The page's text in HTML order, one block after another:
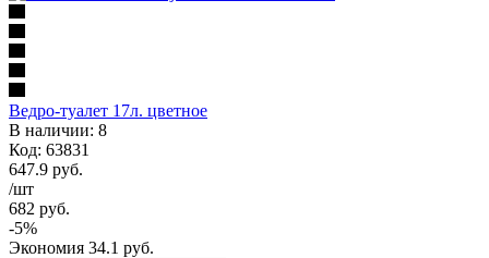
Ведро-туалет 17л. цветное
В наличии: 8
Код: 63831
647.9 руб.
/шт
682 руб.
-5%
Экономия 34.1 руб.